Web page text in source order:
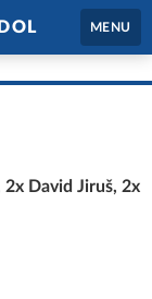
MENU
David Jiruš, 2x